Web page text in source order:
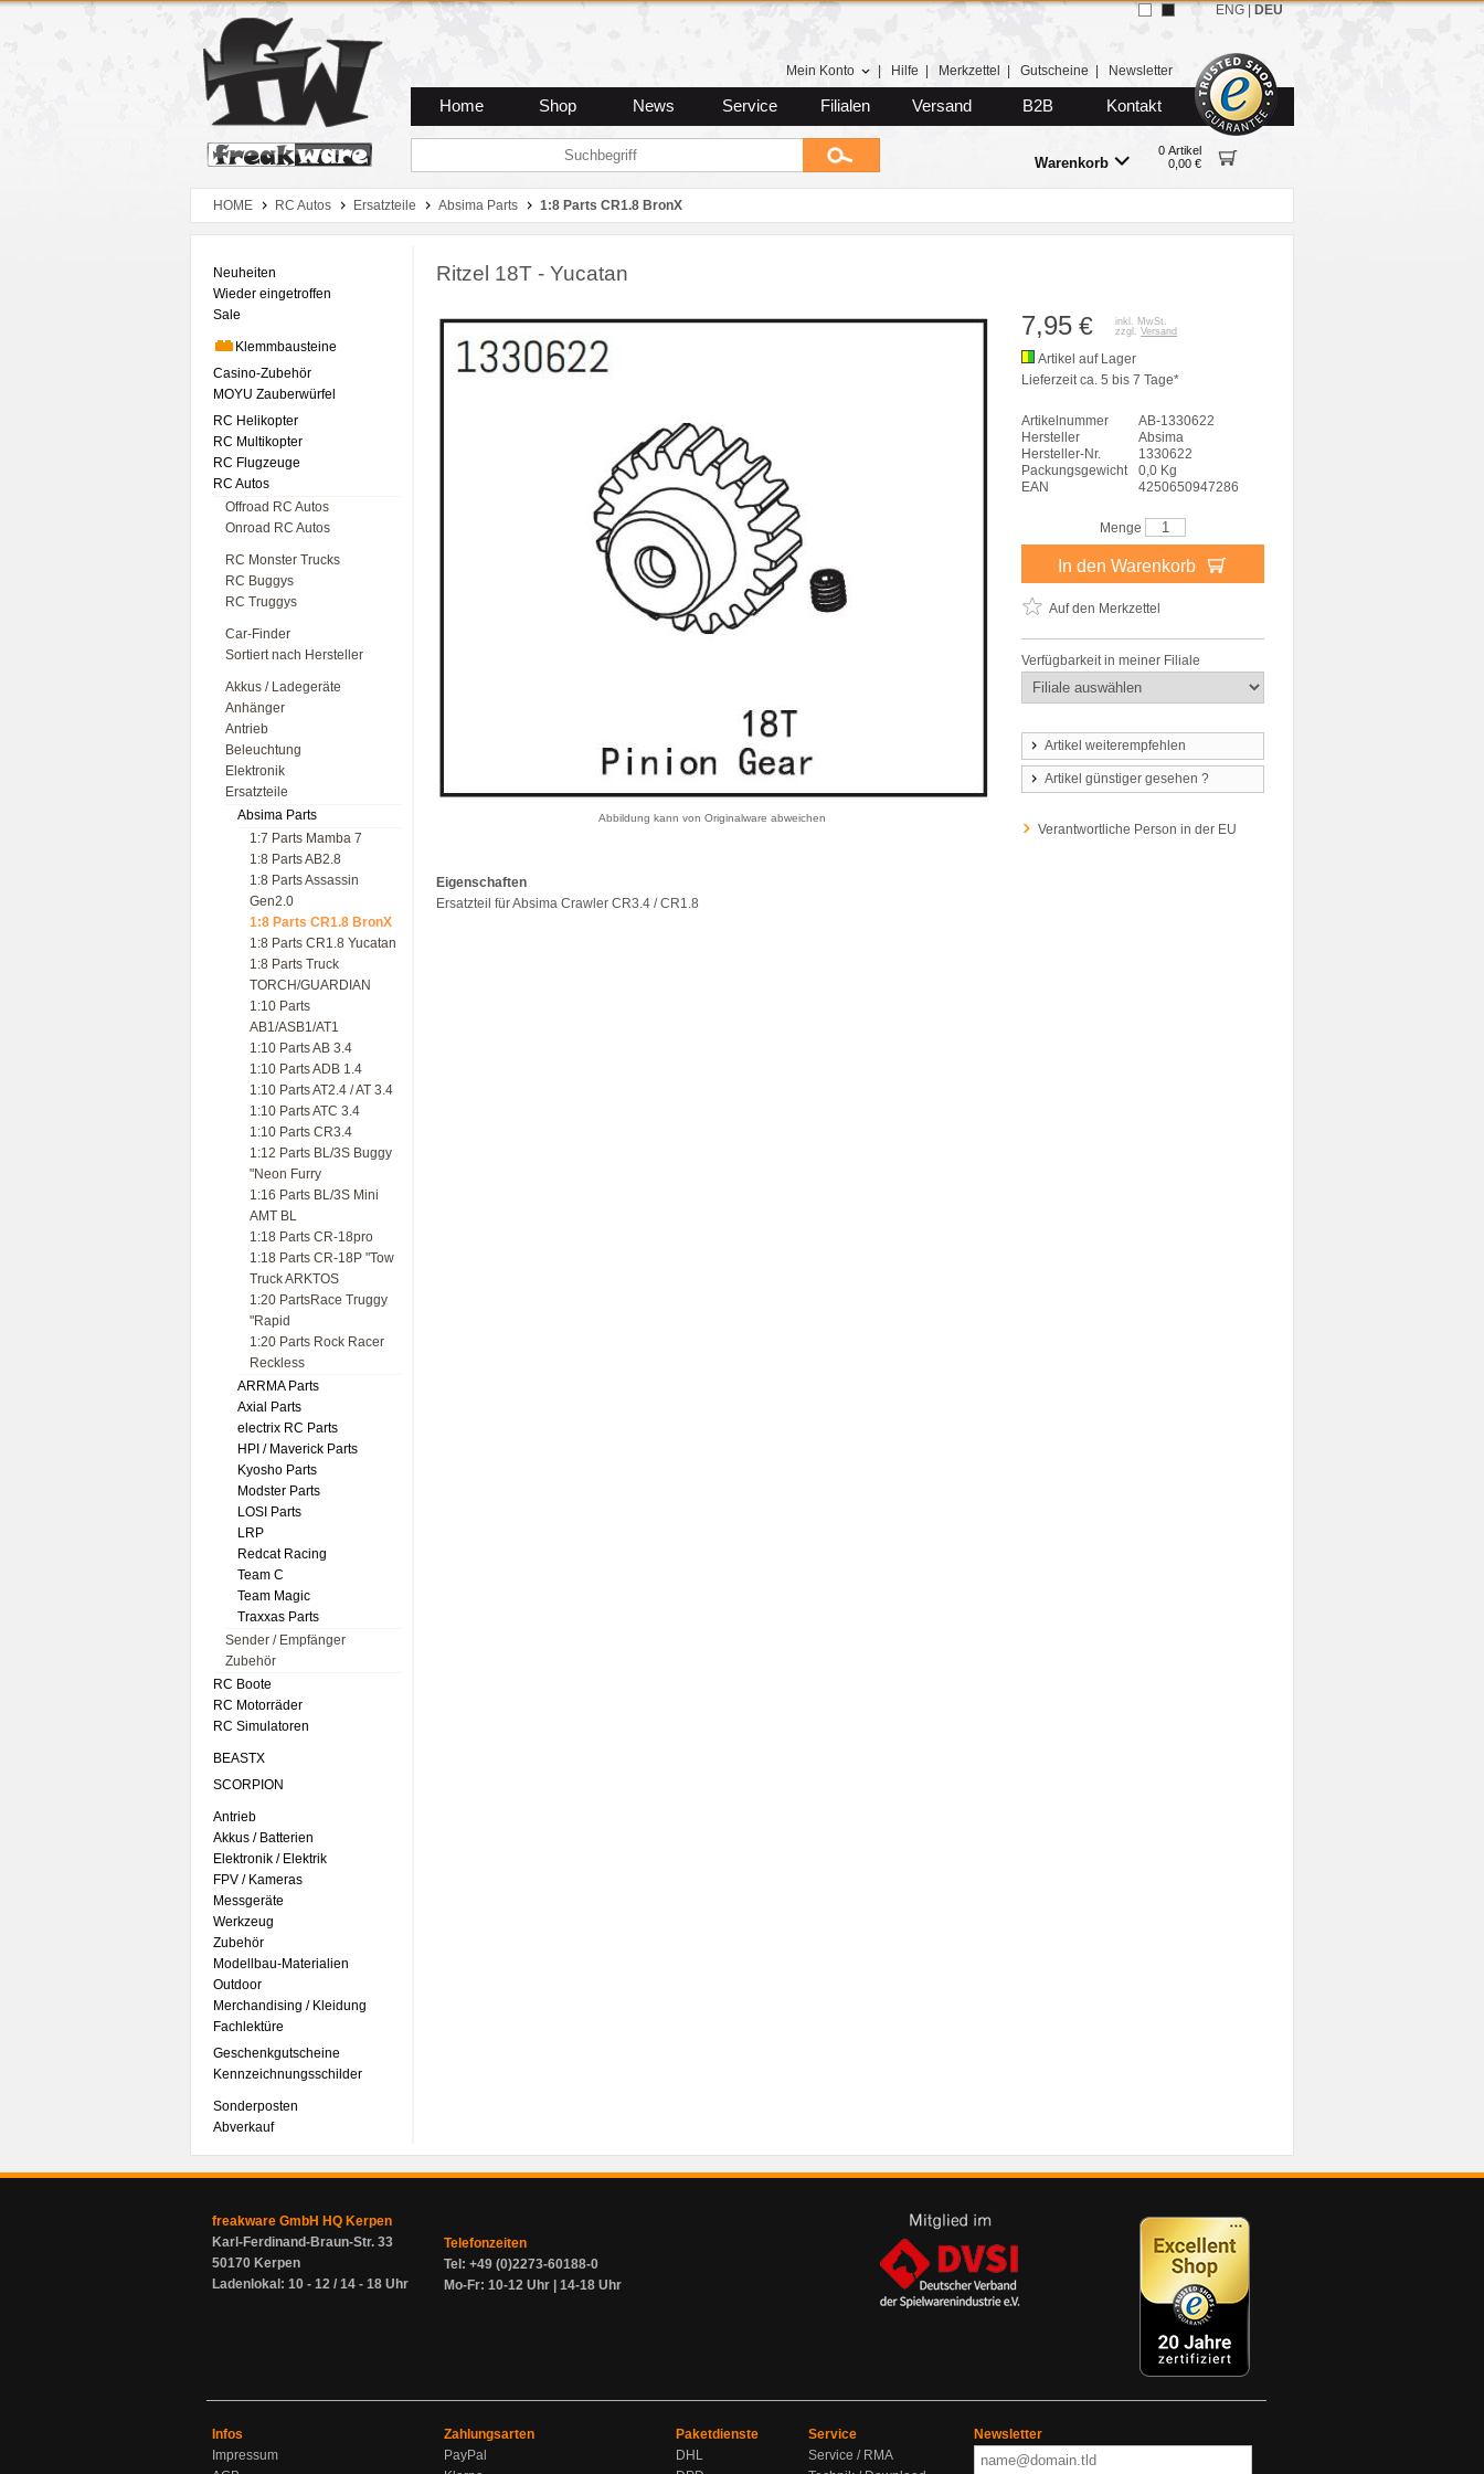
Zum Hauptmenue
Zum Seiteninhalt
Zum Warenkob
Mein Konto Hilfe Merkzettel Gutscheine Newsletter
Home Shop News Service Filialen Versand B2B Kontakt
Warenkorb
0 Artikel
0,00 €
ENG DEU
HOME RC Autos Ersatzteile Absima Parts 1:8 Parts CR1.8 BronX
Neuheiten
Wieder eingetroffen
Sale
Klemmbausteine
Casino-Zubehör
MOYU Zauberwürfel
RC Helikopter
RC Multikopter
RC Flugzeuge
RC Autos
Offroad RC Autos
Onroad RC Autos
RC Monster Trucks
RC Buggys
RC Truggys
Car-Finder
Sortiert nach Hersteller
Akkus / Ladegeräte
Anhänger
Antrieb
Beleuchtung
Elektronik
Ersatzteile
Absima Parts
1:7 Parts Mamba 7
1:8 Parts AB2.8
1:8 Parts Assassin
Gen2.0
1:8 Parts CR1.8 BronX
1:8 Parts CR1.8 Yucatan
1:8 Parts Truck
TORCH/GUARDIAN
1:10 Parts
AB1/ASB1/AT1
1:10 Parts AB 3.4
1:10 Parts ADB 1.4
1:10 Parts AT2.4 / AT 3.4
1:10 Parts ATC 3.4
1:10 Parts CR3.4
1:12 Parts BL/3S Buggy
"Neon Furry
1:16 Parts BL/3S Mini
AMT BL
1:18 Parts CR-18pro
1:18 Parts CR-18P "Tow
Truck ARKTOS
1:20 PartsRace Truggy
"Rapid
1:20 Parts Rock Racer
Reckless
ARRMA Parts
Axial Parts
electrix RC Parts
HPI / Maverick Parts
Kyosho Parts
Modster Parts
LOSI Parts
LRP
Redcat Racing
Team C
Team Magic
Traxxas Parts
Sender / Empfänger
Zubehör
RC Boote
RC Motorräder
RC Simulatoren
BEASTX
SCORPION
Antrieb
Akkus / Batterien
Elektronik / Elektrik
FPV / Kameras
Messgeräte
Werkzeug
Zubehör
Modellbau-Materialien
Outdoor
Merchandising / Kleidung
Fachlektüre
Geschenkgutscheine
Kennzeichnungsschilder
Sonderposten
Abverkauf
Ritzel 18T - Yucatan
Abbildung kann von Originalware abweichen
Eigenschaften
Ersatzteil für Absima Crawler CR3.4 / CR1.8
7,95 €
inkl. MwSt.
zzgl. Versand
Artikel auf Lager
Lieferzeit ca. 5 bis 7 Tage*
Artikelnummer
AB-1330622
Hersteller
Absima
Hersteller-Nr.
1330622
Packungsgewicht
0,0 Kg
EAN
4250650947286
Menge
In den Warenkorb
Auf den Merkzettel
Verfügbarkeit in meiner Filiale
Artikel weiterempfehlen
Artikel günstiger gesehen ?
Verantwortliche Person in der EU
freakware GmbH HQ Kerpen
Karl-Ferdinand-Braun-Str. 33
50170 Kerpen
Ladenlokal: 10 - 12 / 14 - 18 Uhr
Telefonzeiten
Tel: +49 (0)2273-60188-0
Mo-Fr: 10-12 Uhr | 14-18 Uhr
Infos
Impressum
Zahlungsarten
PayPal
Paketdienste
DHL
Service
Service / RMA
Newsletter